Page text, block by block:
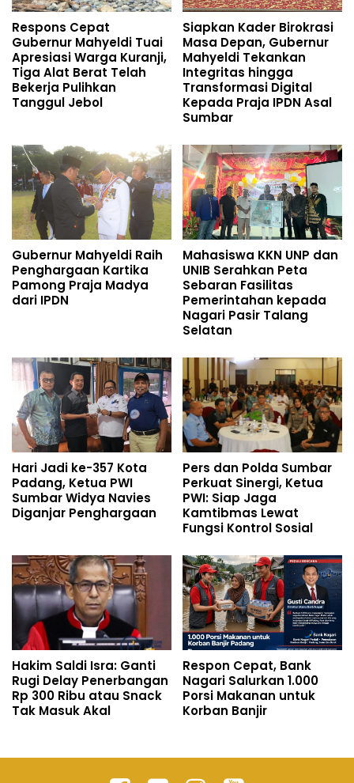
Respons Cepat
Gubernur Mahyeldi Tuai
Apresiasi Warga Kuranji,
Tiga Alat Berat Telah
Bekerja Pulihkan
Tanggul Jebol
Siapkan Kader Birokrasi
Masa Depan, Gubernur
Mahyeldi Tekankan
Integritas hingga
Transformasi Digital
Kepada Praja IPDN Asal
Sumbar
Gubernur Mahyeldi Raih
Penghargaan Kartika
Pamong Praja Madya
dari IPDN
Mahasiswa KKN UNP dan
UNIB Serahkan Peta
Sebaran Fasilitas
Pemerintahan kepada
Nagari Pasir Talang
Selatan
Hari Jadi ke-357 Kota
Padang, Ketua PWI
Sumbar Widya Navies
Diganjar Penghargaan
Pers dan Polda Sumbar
Perkuat Sinergi, Ketua
PWI: Siap Jaga
Kamtibmas Lewat
Fungsi Kontrol Sosial
Hakim Saldi Isra: Ganti
Rugi Delay Penerbangan
Rp 300 Ribu atau Snack
Tak Masuk Akal
Respon Cepat, Bank
Nagari Salurkan 1.000
Porsi Makanan untuk
Korban Banjir